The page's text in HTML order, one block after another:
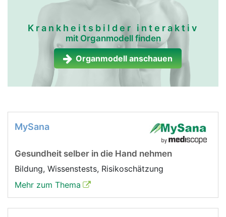
Krankheitsbilder interaktiv
mit Organmodell finden
Organmodell anschauen
MySana
Gesundheit selber in die Hand nehmen
Bildung, Wissenstests, Risikoschätzung
Mehr zum Thema